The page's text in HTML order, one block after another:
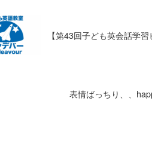
【第43回子ども英会話学
表情ばっちり、、